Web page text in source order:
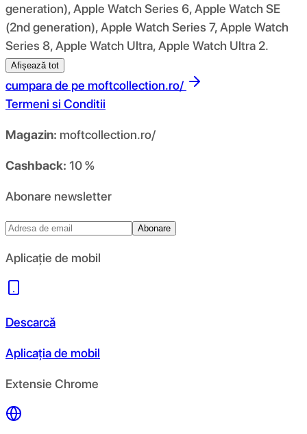
generation), Apple Watch Series 6, Apple Watch SE
(2nd generation), Apple Watch Series 7, Apple Watch
Series 8, Apple Watch Ultra, Apple Watch Ultra 2.
Afișează tot
cumpara de pe moftcollection.ro/
Termeni si Conditii
Magazin: moftcollection.ro/
Cashback: 10 %
Abonare newsletter
Abonare
Aplicație de mobil
Descarcă
Aplicația de mobil
Extensie Chrome